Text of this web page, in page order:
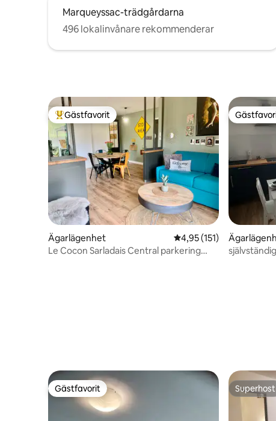
Marqueyssac-trädgårdarna
496 lokalinvånare rekommenderar
Populär gästfavorit
Gästfavorit
Ägarlägenhet 4,95 av 5 i
4,95 (151)
Le Cocon Sarladais Central parkering
Gästfavorit
Gästfavorit Superhost
Superhost